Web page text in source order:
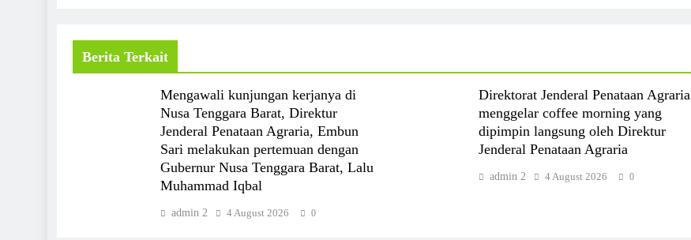
Berita Terkait
Mengawali kunjungan kerjanya di
Nusa Tenggara Barat, Direktur
Jenderal Penataan Agraria, Embun
Sari melakukan pertemuan dengan
Gubernur Nusa Tenggara Barat, Lalu
Muhammad Iqbal
admin 2 4 August 2026 0
Direktorat Jenderal Penataan Agraria
menggelar coffee morning yang
dipimpin langsung oleh Direktur
Jenderal Penataan Agraria
admin 2 4 August 2026 0